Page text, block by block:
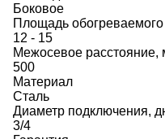
Боковое
Площадь
12 - 15
Межосевое расстояние,
500
Материал
Сталь
Диаметр подключения,
3/4